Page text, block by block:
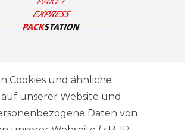
& -KOSTEN
Cookies und ähnliche
unserer Website und
Daten von